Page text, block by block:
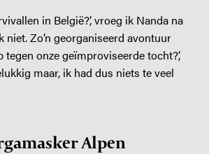
in België?’, vroeg ik Nanda na
niet. Zo’n georganiseerd avontuur
onze geïmproviseerde tocht?’,
maar, ik had dus niets te veel
Alpen